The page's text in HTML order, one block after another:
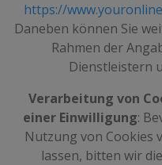
https://
Daneben können Sie
Rahmen der
Dienstleistern
Verarbeitung von
einer Einwilligung:
Nutzung von Cookies
lassen, bitten wir